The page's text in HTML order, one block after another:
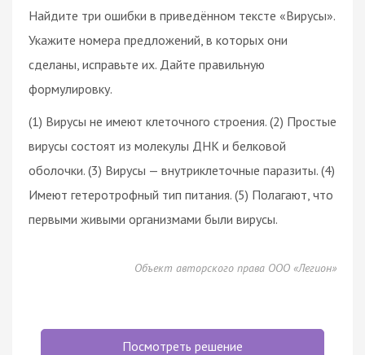
Найдите три ошибки в приведённом тексте «Вирусы».
Укажите номера предложений, в которых они
сделаны, исправьте их. Дайте правильную
формулировку.
(1) Вирусы не имеют клеточного строения. (2) Простые
вирусы состоят из молекулы ДНК и белковой
оболочки. (3) Вирусы — внутриклеточные паразиты. (4)
Имеют гетеротрофный тип питания. (5) Полагают, что
первыми живыми организмами были вирусы.
Объект авторского права ООО «Легион»
Посмотреть решение